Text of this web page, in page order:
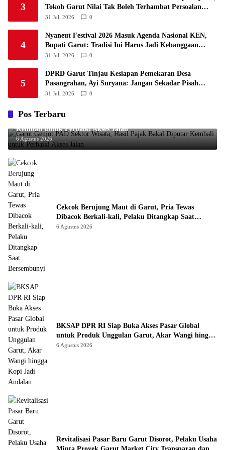
3
Tokoh Garut Nilai Tak Boleh Terhambat Persoalan
Keuangan Lama
31 Juli 2026 0
4
Nyaneut Festival 2026 Masuk Agenda Nasional KEN,
Bupati Garut: Tradisi Ini Harus Jadi Kebanggaan
Daerah
31 Juli 2026 0
5
DPRD Garut Tinjau Kesiapan Pemekaran Desa
Pasangrahan, Ayi Suryana: Jangan Sekadar Pisah
Wilayah
31 Juli 2026 0
Pos Terbaru
Garut Genjot PAD Sektor Wisata, Hasil Pajak Bakal Diputar
Kembali untuk Perbaiki Akses Jalan
6 Agustus 2026
Cekcok Berujung Maut di Garut, Pria Tewas
Dibacok Berkali-kali, Pelaku Ditangkap Saat
Bersembunyi
6 Agustus 2026
BKSAP DPR RI Siap Buka Akses Pasar Global
untuk Produk Unggulan Garut, Akar Wangi hingga
Kopi Jadi Andalan
6 Agustus 2026
Revitalisasi Pasar Baru Garut Disorot, Pelaku Usaha